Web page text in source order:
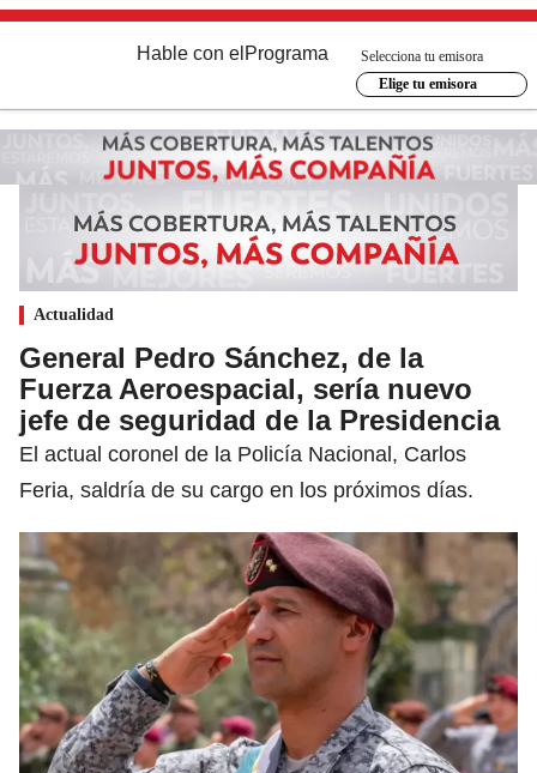
Hable con el Programa
Selecciona tu emisora
Elige tu emisora
Actualidad
General Pedro Sánchez, de la
Fuerza Aeroespacial, sería nuevo
jefe de seguridad de la Presidencia
El actual coronel de la Policía Nacional, Carlos
Feria, saldría de su cargo en los próximos días.